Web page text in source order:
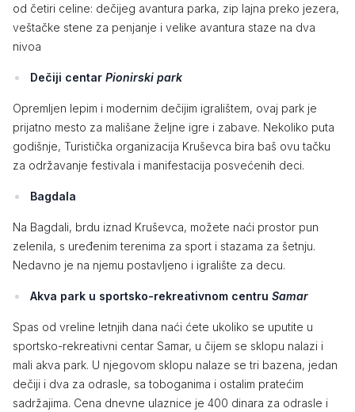
od četiri celine: dečijeg avantura parka, zip lajna preko jezera,
veštačke stene za penjanje i velike avantura staze na dva
nivoa
Dečiji centar Pionirski park
Opremljen lepim i modernim dečijim igralištem, ovaj park je
prijatno mesto za mališane željne igre i zabave. Nekoliko puta
godišnje, Turistička organizacija Kruševca bira baš ovu tačku
za održavanje festivala i manifestacija posvećenih deci.
Bagdala
Na Bagdali, brdu iznad Kruševca, možete naći prostor pun
zelenila, s uređenim terenima za sport i stazama za šetnju.
Nedavno je na njemu postavljeno i igralište za decu.
Akva park u sportsko-rekreativnom centru Samar
Spas od vreline letnjih dana naći ćete ukoliko se uputite u
sportsko-rekreativni centar Samar, u čijem se sklopu nalazi i
mali akva park. U njegovom sklopu nalaze se tri bazena, jedan
dečiji i dva za odrasle, sa toboganima i ostalim pratećim
sadržajima. Cena dnevne ulaznice je 400 dinara za odrasle i